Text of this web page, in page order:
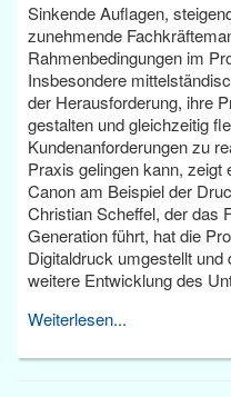
Sinkende Auflagen,
zunehmende
Rahmenbedingungen im
Insbesondere
der Herausforderung, ihre
gestalten und gleichzeitig
Kundenanforderungen zu
Praxis gelingen kann, zeigt
Canon am Beispiel der
Christian Scheffel, der das
Generation führt, hat die
Digitaldruck umgestellt
weitere Entwicklung des
Weiterlesen...